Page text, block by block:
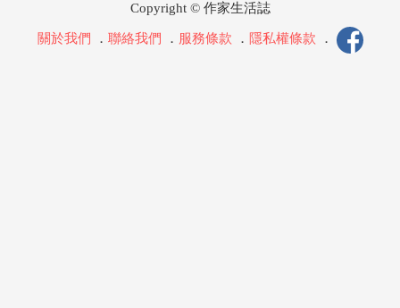
Copyright © 作家生活誌
關於我們 ． 聯絡我們 ． 服務條款 ． 隱私權條款 ．